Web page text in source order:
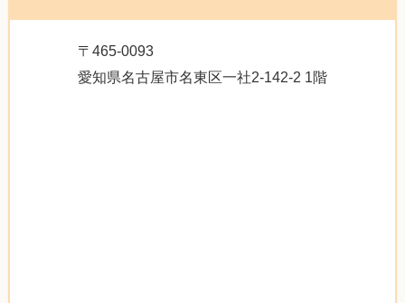
〒465-0093
愛知県名古屋市名東区一社2-142-2 1階